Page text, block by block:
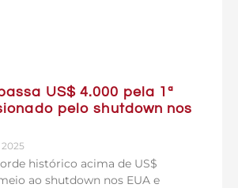
US$ 4.000 pela 1ª
pelo shutdown nos
histórico acima de US$
ao shutdown nos EUA e